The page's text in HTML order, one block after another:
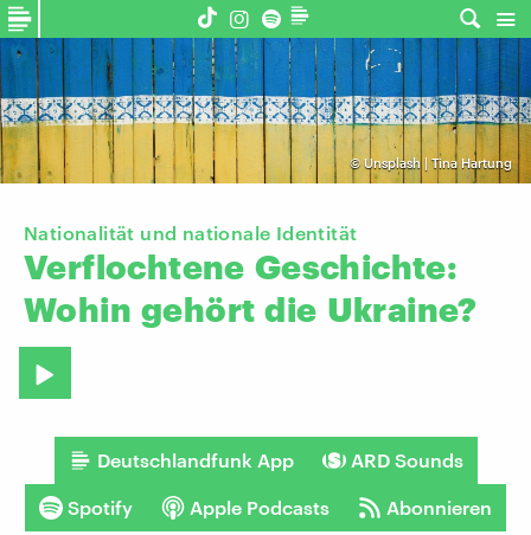
©Unsplash | Tina Hartung
Nationalität und nationale Identität
Verflochtene Geschichte:
Wohin gehört die Ukraine?
Deutschlandfunk App ARD Sounds
Spotify Apple Podcasts Abonnieren